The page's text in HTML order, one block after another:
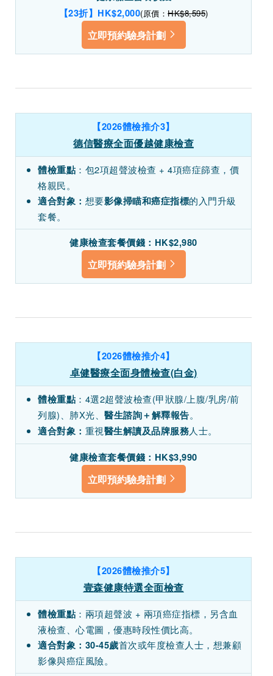
【23折】HK$2,000(原價： HK$8,595)
立即預約驗身計劃
【2026體檢推介3】
德信醫療全面優越健康檢查
體檢重點 ：包2項超聲波檢查 + 4項癌症篩查，價
格親民。
適合對象： 想要影像掃瞄和癌症指標的入門升級
套餐。
健康檢查套餐價錢： HK$2,980
立即預約驗身計劃
【2026體檢推介4】
卓健醫療全面身體檢查(白金)
體檢重點 ：4選2超聲波檢查(甲狀腺/上腹/乳房/前
列腺)、肺X光、 醫生諮詢＋解釋報告。
適合對象： 重視醫生解讀及品牌服務人士。
健康檢查套餐價錢： HK$3,990
立即預約驗身計劃
【2026體檢推介5】
壹森健康特選全面檢查
體檢重點 ：兩項超聲波 + 兩項癌症指標，另含血
液檢查、心電圖，優惠時段性價比高。
適合對象： 30-45歲首次或年度檢查人士，想兼顧
影像與癌症風險。